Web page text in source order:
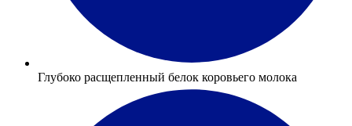
Глубоко расщепленный белок коровьего молока